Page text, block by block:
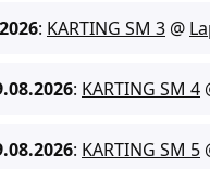
: KARTING SM 3 @
: KARTING SM 4
: KARTING SM 5